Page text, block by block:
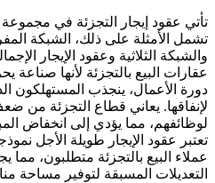
تأتي عقود إيجار التجزئة في
تشمل الأمثلة على ذلك، الشبكة
والشبكة الثلاثية وعقود الإيجار
عقارات البيع بالتجزئة لأنها صناعة
دورة الأعمال، ينجذب المستهلكون
لإنفاقها. يعاني قطاع التجزئة من
لوظائفهم، مما يؤدي إلى انخفاض
تعتبر عقود الإيجار طويلة الأجل
عملاء البيع بالتجزئة متطلبون،
التعديلات المسبقة لتوفير مساحة